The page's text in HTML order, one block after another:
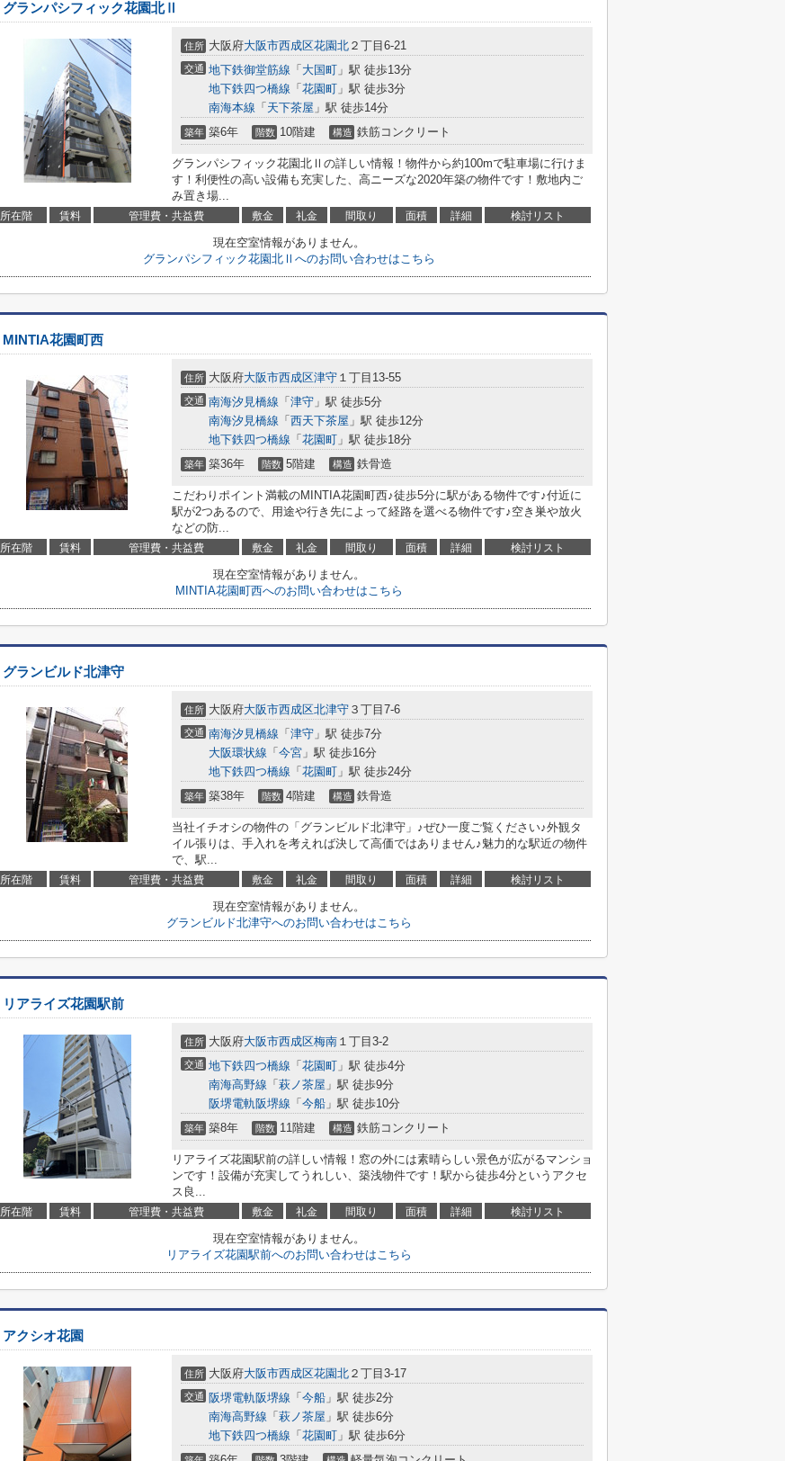
グランパシフィック花園北Ⅱ
住所 大阪府大阪市西成区花園北 ２丁目6-21
交通 地下鉄御堂筋線 「 大国町 」駅 徒歩13分
地下鉄四つ橋線 「 花園町 」駅 徒歩3分
南海本線 「 天下茶屋 」駅 徒歩14分
築年 築6年 階数 10階建 構造 鉄筋コンクリート
グランパシフィック花園北Ⅱの詳しい情報！物件から約100mで駐車場に行けま
す！利便性の高い設備も充実した、高ニーズな2020年築の物件です！敷地内ご
み置き場...
所在階 賃料 管理費・共益費 敷金 礼金 間取り 面積 詳細 検討リスト
現在空室情報がありません。
グランパシフィック花園北Ⅱへのお問い合わせはこちら
MINTIA花園町西
住所 大阪府大阪市西成区津守 １丁目13-55
交通 南海汐見橋線 「 津守 」駅 徒歩5分
南海汐見橋線 「 西天下茶屋 」駅 徒歩12分
地下鉄四つ橋線 「 花園町 」駅 徒歩18分
築年 築36年 階数 5階建 構造 鉄骨造
こだわりポイント満載のMINTIA花園町西♪徒歩5分に駅がある物件です♪付近に
駅が2つあるので、用途や行き先によって経路を選べる物件です♪空き巣や放火
などの防...
所在階 賃料 管理費・共益費 敷金 礼金 間取り 面積 詳細 検討リスト
現在空室情報がありません。
MINTIA花園町西へのお問い合わせはこちら
グランビルド北津守
住所 大阪府大阪市西成区北津守 ３丁目7-6
交通 南海汐見橋線 「 津守 」駅 徒歩7分
大阪環状線 「 今宮 」駅 徒歩16分
地下鉄四つ橋線 「 花園町 」駅 徒歩24分
築年 築38年 階数 4階建 構造 鉄骨造
当社イチオシの物件の「グランビルド北津守」♪ぜひ一度ご覧ください♪外観タ
イル張りは、手入れを考えれば決して高価ではありません♪魅力的な駅近の物件
で、駅...
所在階 賃料 管理費・共益費 敷金 礼金 間取り 面積 詳細 検討リスト
現在空室情報がありません。
グランビルド北津守へのお問い合わせはこちら
リアライズ花園駅前
住所 大阪府大阪市西成区梅南 １丁目3-2
交通 地下鉄四つ橋線 「 花園町 」駅 徒歩4分
南海高野線 「 萩ノ茶屋 」駅 徒歩9分
阪堺電軌阪堺線 「 今船 」駅 徒歩10分
築年 築8年 階数 11階建 構造 鉄筋コンクリート
リアライズ花園駅前の詳しい情報！窓の外には素晴らしい景色が広がるマンショ
ンです！設備が充実してうれしい、築浅物件です！駅から徒歩4分というアクセ
ス良...
所在階 賃料 管理費・共益費 敷金 礼金 間取り 面積 詳細 検討リスト
現在空室情報がありません。
リアライズ花園駅前へのお問い合わせはこちら
アクシオ花園
住所 大阪府大阪市西成区花園北 ２丁目3-17
交通 阪堺電軌阪堺線 「 今船 」駅 徒歩2分
南海高野線 「 萩ノ茶屋 」駅 徒歩6分
地下鉄四つ橋線 「 花園町 」駅 徒歩6分